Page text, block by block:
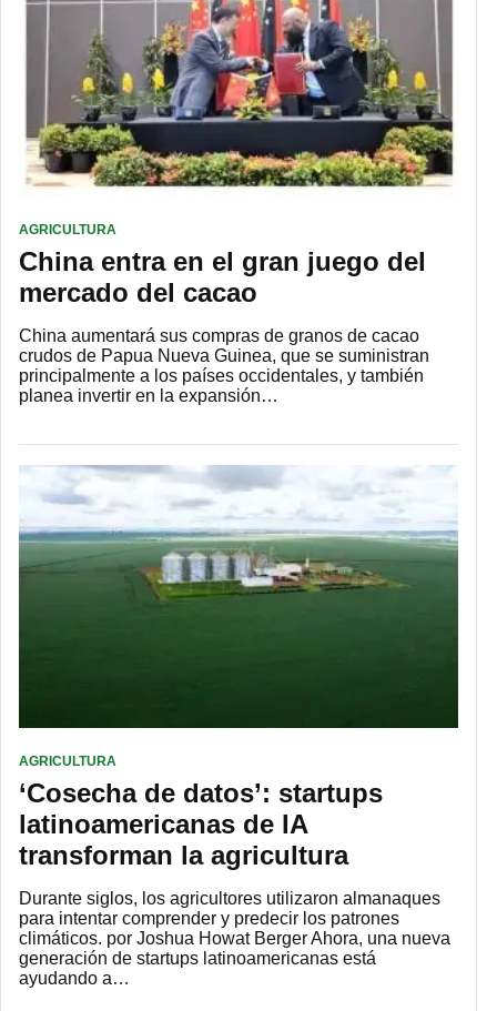
AGRICULTURA
China entra en el gran juego del
mercado del cacao
China aumentará sus compras de granos de cacao
crudos de Papua Nueva Guinea, que se suministran
principalmente a los países occidentales, y también
planea invertir en la expansión…
AGRICULTURA
‘Cosecha de datos’: startups
latinoamericanas de IA
transforman la agricultura
Durante siglos, los agricultores utilizaron almanaques
para intentar comprender y predecir los patrones
climáticos. por Joshua Howat Berger Ahora, una nueva
generación de startups latinoamericanas está
ayudando a…